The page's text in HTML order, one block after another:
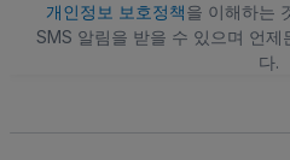
개인정보 보호정책을 이해하는
SMS 알림을 받을 수 있으며 언
다.